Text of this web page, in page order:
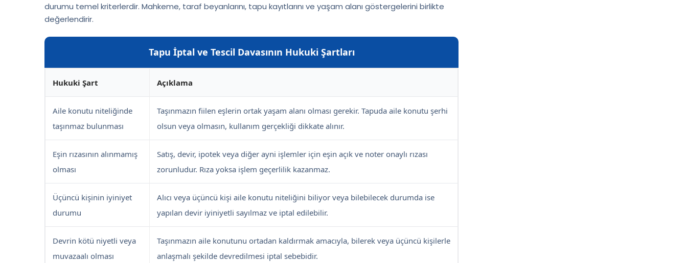
durumu temel kriterlerdir. Mahkeme, taraf beyanlarını, tapu kayıtlarını ve yaşam alanı göstergelerini birlikte
değerlendirir.
Tapu İptal ve Tescil Davasının Hukuki Şartları
Hukuki Şart Açıklama
Aile konutu niteliğinde
taşınmaz bulunması
Taşınmazın fiilen eşlerin ortak yaşam alanı olması gerekir. Tapuda aile konutu şerhi
olsun veya olmasın, kullanım gerçekliği dikkate alınır.
Eşin rızasının alınmamış
olması
Satış, devir, ipotek veya diğer ayni işlemler için eşin açık ve noter onaylı rızası
zorunludur. Rıza yoksa işlem geçerlilik kazanmaz.
Üçüncü kişinin iyiniyet
durumu
Alıcı veya üçüncü kişi aile konutu niteliğini biliyor veya bilebilecek durumda ise
yapılan devir iyiniyetli sayılmaz ve iptal edilebilir.
Devrin kötü niyetli veya
muvazaalı olması
Taşınmazın aile konutunu ortadan kaldırmak amacıyla, bilerek veya üçüncü kişilerle
anlaşmalı şekilde devredilmesi iptal sebebidir.